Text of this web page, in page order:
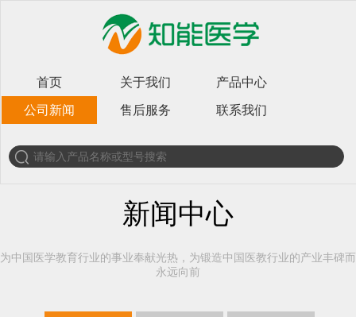
首页 关于我们 产品中心
公司新闻 售后服务 联系我们
新闻中心
为中国医学教育行业的事业奉献光热，为锻造中国医教行业的产业丰碑而
永远向前